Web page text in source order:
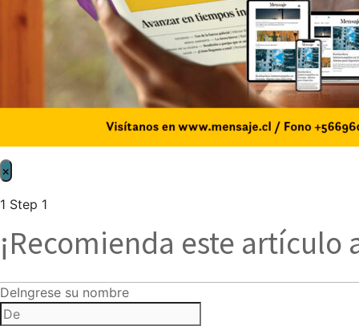
×
1 Step 1
¡Recomienda este artículo
DeIngrese su nombre